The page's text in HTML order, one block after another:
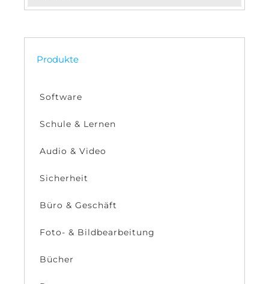
Produkte
Software
Schule & Lernen
Audio & Video
Sicherheit
Büro & Geschäft
Foto- & Bildbearbeitung
Bücher